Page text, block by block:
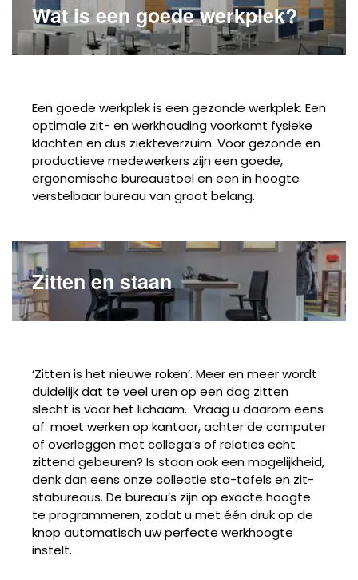
Wat is een goede werkplek?
Een goede werkplek is een gezonde werkplek. Een
optimale zit- en werkhouding voorkomt fysieke
klachten en dus ziekteverzuim. Voor gezonde en
productieve medewerkers zijn een goede,
ergonomische bureaustoel en een in hoogte
verstelbaar bureau van groot belang.
Zitten en staan
‘Zitten is het nieuwe roken’. Meer en meer wordt
duidelijk dat te veel uren op een dag zitten
slecht is voor het lichaam. Vraag u daarom eens
af: moet werken op kantoor, achter de computer
of overleggen met collega’s of relaties echt
zittend gebeuren? Is staan ook een mogelijkheid,
denk dan eens onze collectie sta-tafels en zit-
stabureaus. De bureau’s zijn op exacte hoogte
te programmeren, zodat u met één druk op de
knop automatisch uw perfecte werkhoogte
instelt.